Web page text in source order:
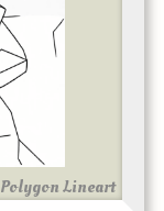
Polygon Lineart